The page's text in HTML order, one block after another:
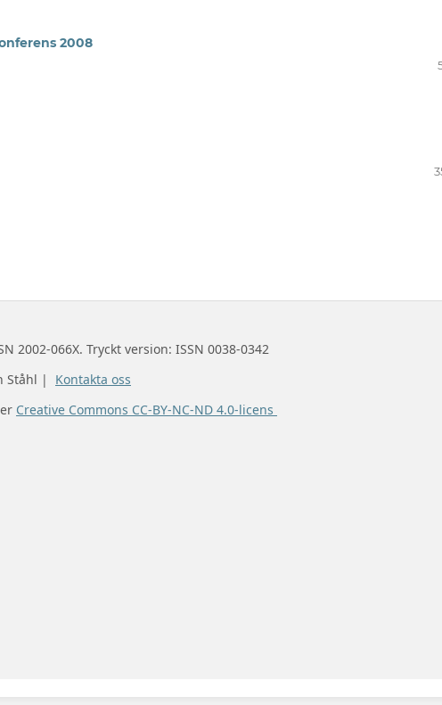
2008
2002-066X. Tryckt version: ISSN 0038-0342
Ståhl | Kontakta oss
Creative Commons CC-BY-NC-ND 4.0-licens